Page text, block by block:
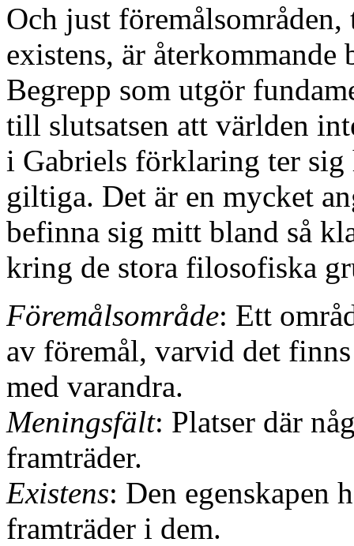
Och just
existens, är återkommande
Begrepp som utgör
till slutsatsen att världen
i Gabriels förklaring ter
giltiga. Det är en mycket
befinna sig mitt bland så
kring de stora filosofiska
Föremålsområde: Ett
av föremål, varvid det
med varandra.
Meningsfält: Platser där
framträder.
Existens: Den egenskapen
framträder i dem.